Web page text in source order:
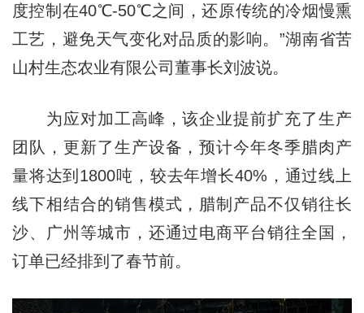
度控制在40℃-50℃之间，还原传统的冷烟慢熏
工艺，避免天气变化对品质的影响。”湖南省苦
山村生态农业有限公司董事长刘波说。
为应对加工高峰，该企业提前扩充了生产
团队，更新了生产设备，预计今年冬季腊肉产
量将达到1800吨，较去年增长40%，通过线上
线下相结合的销售模式，腊制产品不仅销往长
沙、广州等城市，还通过电商平台销往全国，
订单已经排到了春节前。